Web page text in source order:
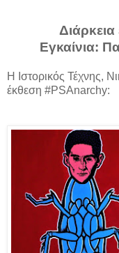
Εγκαίνια:
H Ιστορικός Τέχνης,
έκθεση #PSAnarchy: